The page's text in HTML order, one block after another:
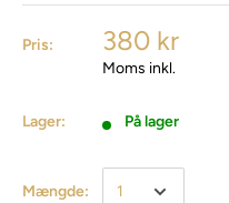
Pris: 380 kr
Moms inkl.
Lager: På lager
Mængde: